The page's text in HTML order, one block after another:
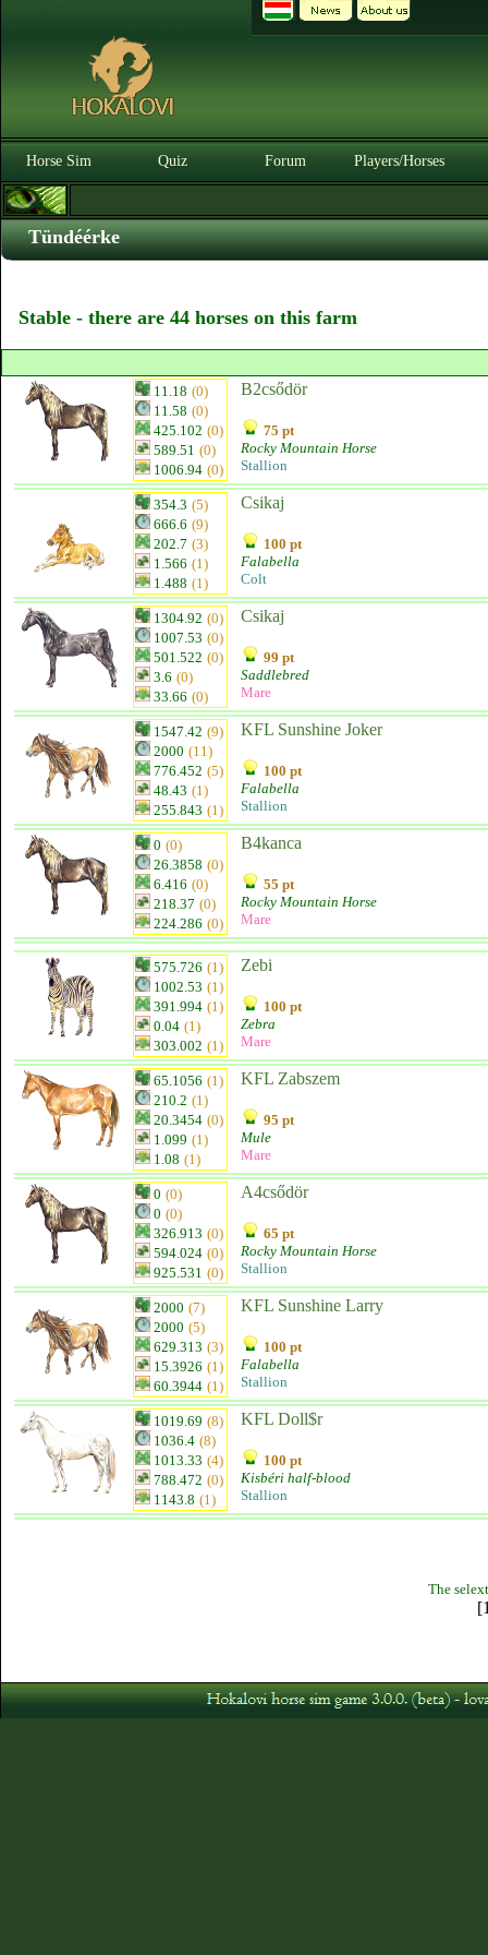
Horse Sim Quiz Forum Players/Horses
Tündéérke
Stable - there are 44 horses on this farm
11.18 (0)
11.58 (0)
425.102 (0)
589.51 (0)
1006.94 (0)
B2csődör
75 pt
Rocky Mountain Horse
Stallion
354.3 (5)
666.6 (9)
202.7 (3)
1.566 (1)
1.488 (1)
Csikaj
100 pt
Falabella
Colt
1304.92 (0)
1007.53 (0)
501.522 (0)
3.6 (0)
33.66 (0)
Csikaj
99 pt
Saddlebred
Mare
1547.42 (9)
2000 (11)
776.452 (5)
48.43 (1)
255.843 (1)
KFL Sunshine Joker
100 pt
Falabella
Stallion
0 (0)
26.3858 (0)
6.416 (0)
218.37 (0)
224.286 (0)
B4kanca
55 pt
Rocky Mountain Horse
Mare
575.726 (1)
1002.53 (1)
391.994 (1)
0.04 (1)
303.002 (1)
Zebi
100 pt
Zebra
Mare
65.1056 (1)
210.2 (1)
20.3454 (0)
1.099 (1)
1.08 (1)
KFL Zabszem
95 pt
Mule
Mare
0 (0)
0 (0)
326.913 (0)
594.024 (0)
925.531 (0)
A4csődör
65 pt
Rocky Mountain Horse
Stallion
2000 (7)
2000 (5)
629.313 (3)
15.3926 (1)
60.3944 (1)
KFL Sunshine Larry
100 pt
Falabella
Stallion
1019.69 (8)
1036.4 (8)
1013.33 (4)
788.472 (0)
1143.8 (1)
KFL Doll$r
100 pt
Kisbéri half-blood
Stallion
The